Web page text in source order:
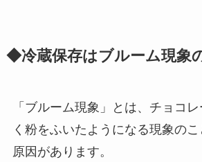
◆冷蔵保存はブルーム現象
「ブルーム現象」とは、チョコ
く粉をふいたようになる現象の
原因があります。